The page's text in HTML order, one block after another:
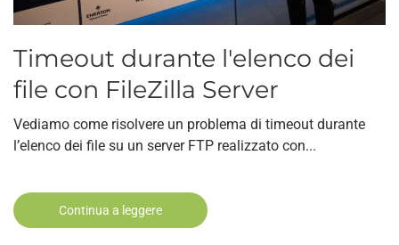
Timeout durante l'elenco dei
file con FileZilla Server
Vediamo come risolvere un problema di timeout durante
l’elenco dei file su un server FTP realizzato con...
Continua a leggere